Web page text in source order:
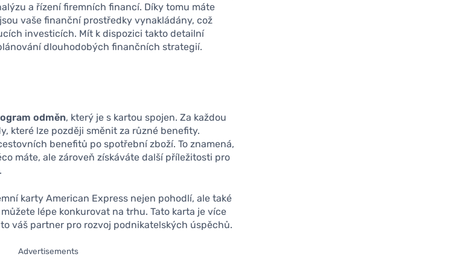
a řízení firemních financí. Díky tomu máte
vaše finanční prostředky vynakládány, což
investicích. Mít k dispozici takto detailní
dlouhodobých finančních strategií.
odměn, který je s kartou spojen. Za každou
které lze později směnit za různé benefity.
benefitů po spotřební zboží. To znamená,
máte, ale zároveň získáváte další příležitosti pro
karty American Express nejen pohodlí, ale také
lépe konkurovat na trhu. Tato karta je více
váš partner pro rozvoj podnikatelských úspěchů.
Advertisements